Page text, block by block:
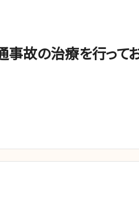
事故の治療を行って